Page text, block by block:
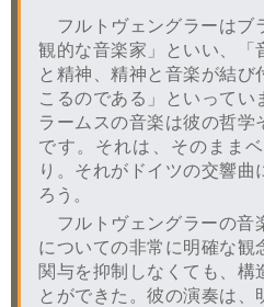
フルトヴェングラーはブ
観的な音楽家」といい、「
と精神、精神と音楽が結び
こるのである」といってい
ラームスの音楽は彼の哲学
です。それは、そのまま
り。それがドイツの交響曲
ろう。
フルトヴェングラーの音
についての非常に明確な観
関与を抑制しなくても、構
とができた。彼の演奏は、